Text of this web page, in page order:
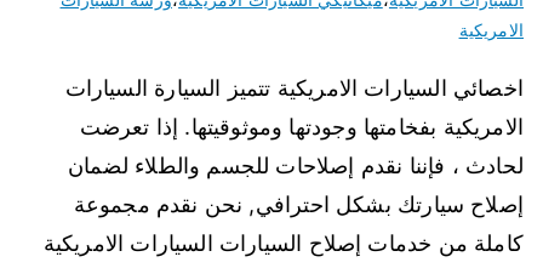
الامريكية
اخصائي السيارات الامريكية تتميز السيارة السيارات
الامريكية بفخامتها وجودتها وموثوقيتها. إذا تعرضت
لحادث ، فإننا نقدم إصلاحات للجسم والطلاء لضمان
إصلاح سيارتك بشكل احترافي, نحن نقدم مجموعة
كاملة من خدمات إصلاح السيارات السيارات الامريكية